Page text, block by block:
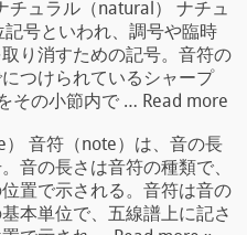
チュラル（natural） ナチュ
号といわれ、調号や臨時
り消すための記号。音符の
つけられているシャープ
その小節内で … Read more
） 音符（note）は、音の長
音の長さは音符の種類で、
置で示される。音符は音の
本単位で、五線譜上に記さ